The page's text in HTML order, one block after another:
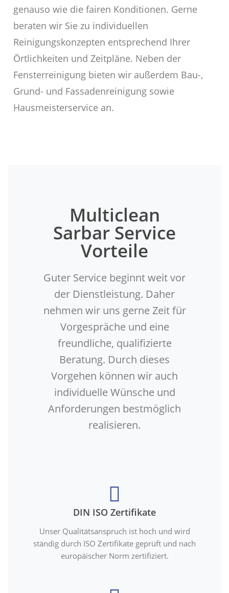
genauso wie die fairen Konditionen. Gerne
beraten wir Sie zu individuellen
Reinigungskonzepten entsprechend Ihrer
Örtlichkeiten und Zeitpläne. Neben der
Fensterreinigung bieten wir außerdem Bau-,
Grund- und Fassadenreinigung sowie
Hausmeisterservice an.
Multiclean
Sarbar Service
Vorteile
Guter Service beginnt weit vor
der Dienstleistung. Daher
nehmen wir uns gerne Zeit für
Vorgespräche und eine
freundliche, qualifizierte
Beratung. Durch dieses
Vorgehen können wir auch
individuelle Wünsche und
Anforderungen bestmöglich
realisieren.
DIN ISO Zertifikate
Unser Qualitätsanspruch ist hoch und wird
ständig durch ISO Zertifikate geprüft und nach
europäischer Norm zertifiziert.